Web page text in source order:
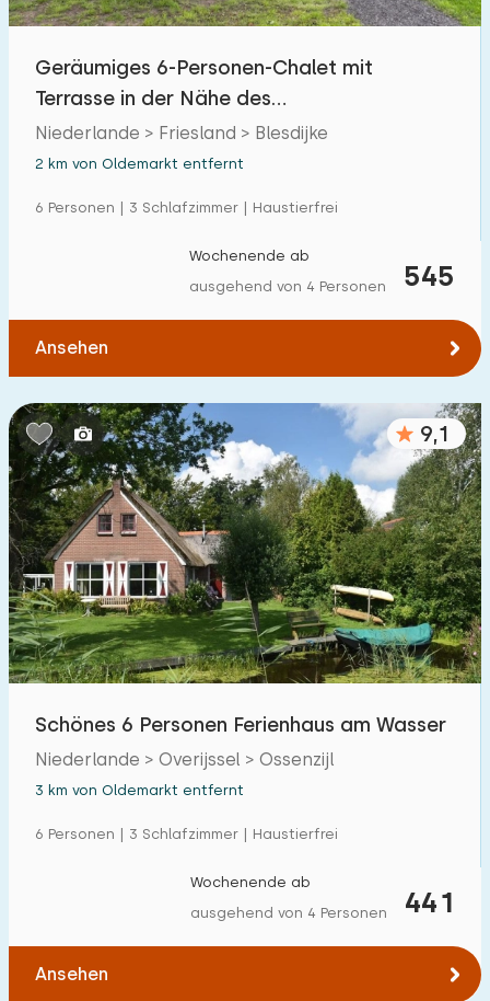
Nicht im Ferienpark 21
Im Ferienpark
Einfamilienhaus
Hausboot 0
Kindermöbel 8
Eingezäunter Garten 10
Spielgeräte im Garten 6
Hallenbad 0
Freibad 21
Kinderanimation 24
Zugänglichkeit
Geräumiges 6-Personen-Chalet mit
Terrasse in der Nähe des
Naturschutzgebietes Weerribben
Niederlande > Friesland > Blesdijke
2 km von Oldemarkt entfernt
6 Personen | 3 Schlafzimmer | Haustierfrei
545
Wochenende ab
ausgehend von 4 Personen
Ansehen
9,1
Schönes 6 Personen Ferienhaus am Wasser
Niederlande > Overijssel > Ossenzijl
3 km von Oldemarkt entfernt
6 Personen | 3 Schlafzimmer | Haustierfrei
441
Wochenende ab
ausgehend von 4 Personen
Ansehen